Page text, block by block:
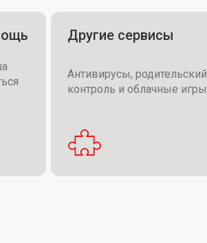
Другие сервисы
Антивирусы, родительский
контроль и облачные игры